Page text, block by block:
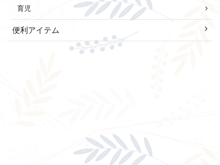
育児
便利アイテム